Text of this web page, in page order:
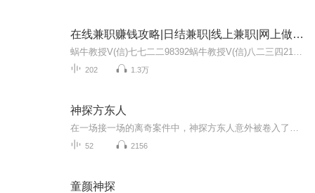
在线兼职赚钱攻略|日结兼职|线上兼职|网上做兼职
202 1.3万
神探方东人
52 2156
童颜神探